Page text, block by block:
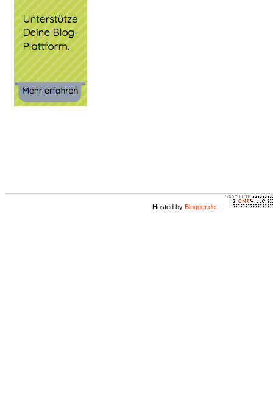
Hosted by Blogger.de -